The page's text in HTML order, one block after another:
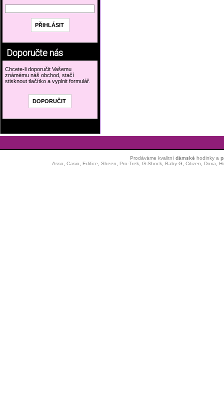
Doporučte nás
Chcete-li doporučit Vašemu
známému náš obchod, stačí
stisknout tlačítko a vyplnit formulář.
Prodáváme kvalitní dámské hodinkya
Asso
Casio Edifice Sheen Pro-Trek, G-Shock, Baby-G Citizen Doxa